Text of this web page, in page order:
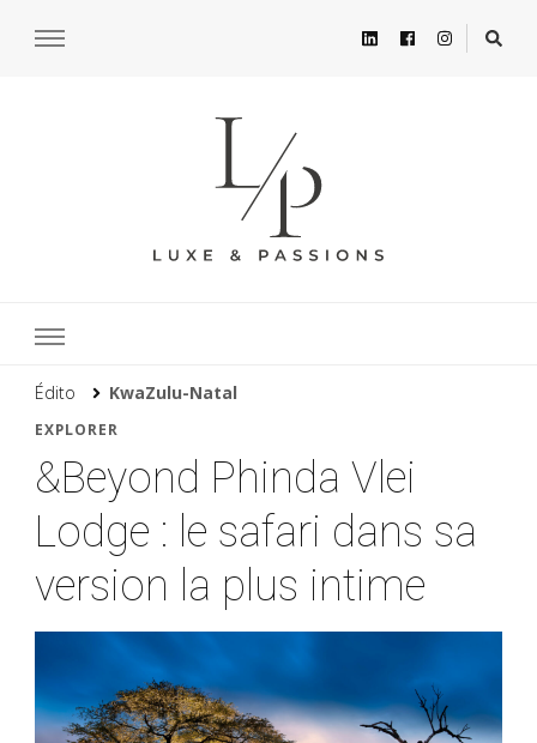
Édito KwaZulu-Natal
EXPLORER
&Beyond Phinda Vlei
Lodge : le safari dans sa
version la plus intime